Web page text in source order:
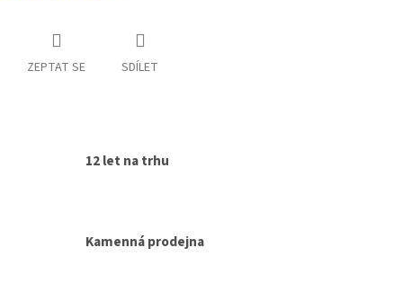
ZEPTAT SE SDÍLET
12 let na trhu
Kamenná prodejna